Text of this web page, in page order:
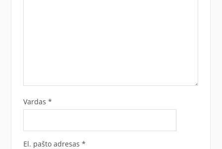
Vardas *
El. pašto adresas *